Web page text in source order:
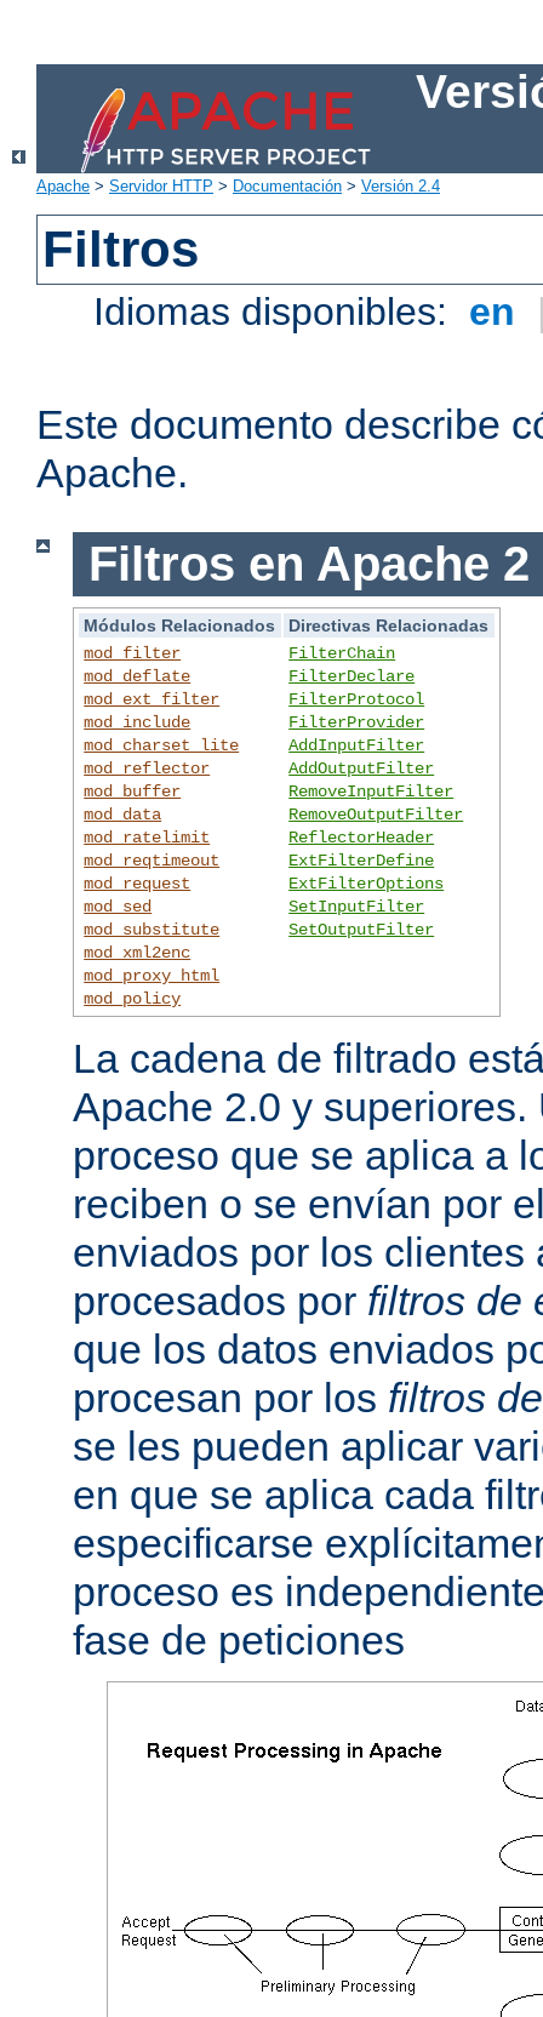
Apache > Servidor HTTP > Documentación > Versión 2.4
Filtros
Idiomas disponibles: en
Este documento describe
Apache.
Filtros en Apache 2
Módulos Relacionados
Directivas Relacionadas
mod_filter
mod_deflate
mod_ext_filter
mod_include
mod_charset_lite
mod_reflector
mod_buffer
mod_data
mod_ratelimit
mod_reqtimeout
mod_request
mod_sed
mod_substitute
mod_xml2enc
mod_proxy_html
mod_policy
FilterChain
FilterDeclare
FilterProtocol
FilterProvider
AddInputFilter
AddOutputFilter
RemoveInputFilter
RemoveOutputFilter
ReflectorHeader
ExtFilterDefine
ExtFilterOptions
SetInputFilter
SetOutputFilter
La cadena de filtrado
Apache 2.0 y
proceso que se aplica a
reciben o se envían por
enviados por los clientes
procesados por filtros de
que los datos enviados
procesan por los filtros
se les pueden aplicar
en que se aplica cada
especificarse
proceso es
fase de peticiones